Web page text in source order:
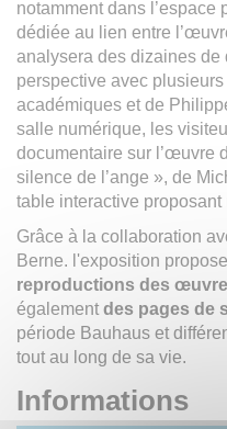
notamment dans
dédiée au lien entre
analysera des dizaines de
perspective avec
académiques et de
salle numérique, les
documentaire sur l’œuvre
silence de l’ange », de
table interactive
Grâce à la collaboration
Berne. l'exposition
reproductions des
également des pages de
période Bauhaus et
tout au long de sa vie.
Informations